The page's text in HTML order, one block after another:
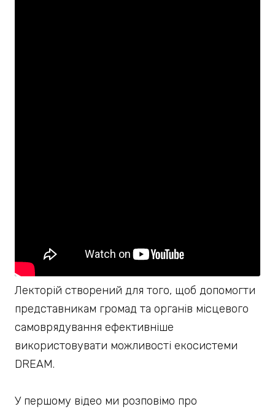
Лекторій створений для того, щоб допомогти
представникам громад та органів місцевого
самоврядування ефективніше
використовувати можливості екосистеми
DREAM.
У першому відео ми розповімо про